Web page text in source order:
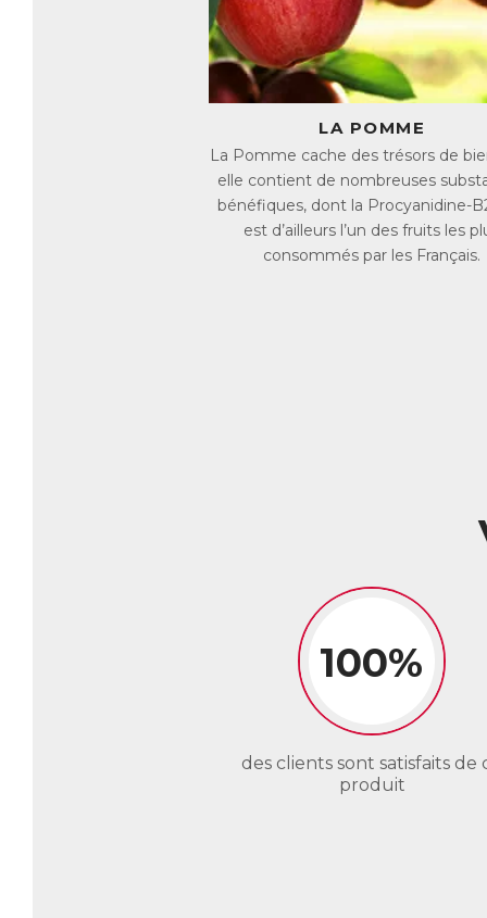
LA POMME
La Pomme cache des trésors de
elle contient de nombreuses
bénéfiques, dont la Procyanidine-
est d’ailleurs l’un des fruits les
consommés par les Français.
100%
des clients sont satisfaits de
produit